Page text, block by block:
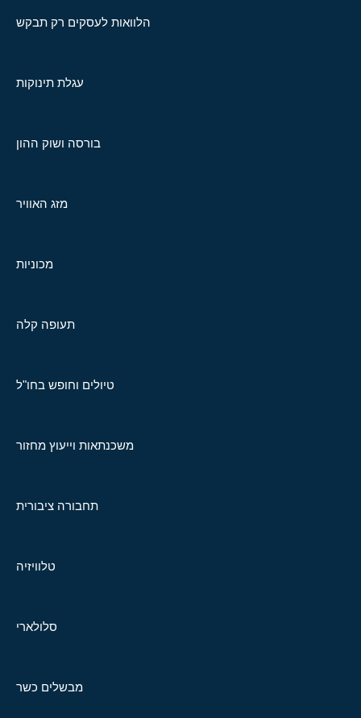
הלוואות לעסקים רק תבקש
עגלת תינוקות
בורסה ושוק ההון
מזג האוויר
מכוניות
תעופה קלה
טיולים וחופש בחו"ל
משכנתאות וייעוץ מחזור
תחבורה ציבורית
טלוויזיה
סלולארי
מבשלים כשר